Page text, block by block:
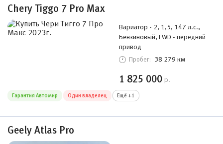
Chery Tiggo 7 Pro Max
Вариатор - 2, 1,5, 147 л.с.,
Бензиновый, FWD - передний
привод
Пробег: 38 279 км
1 825 000 р.
Гарантия Автомир Один владелец Ещё +1
Geely Atlas Pro